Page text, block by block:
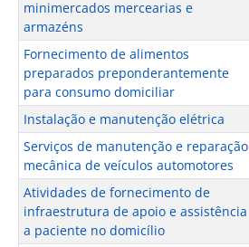
minimercados mercearias e
armazéns
Fornecimento de alimentos
preparados preponderantemente
para consumo domiciliar
Instalação e manutenção elétrica
Serviços de manutenção e reparação
mecânica de veículos automotores
Atividades de fornecimento de
infraestrutura de apoio e assistência
a paciente no domicílio